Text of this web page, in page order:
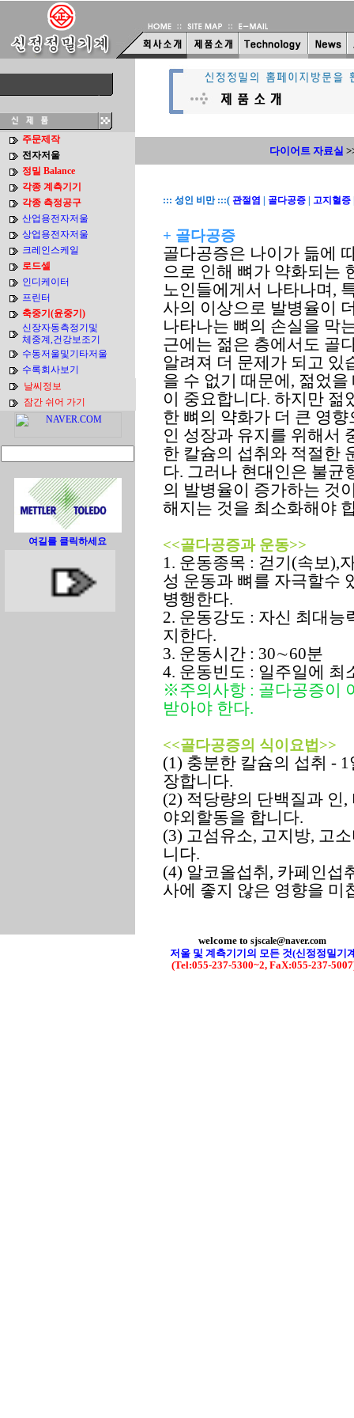
주문제작
전자저울
정밀 Balance
각종 계측기기
각종 측정공구
산업용전자저울
상업용전자저울
크레인스케일
로드셀
인디케이터
프린터
축중기(윤중기)
신장자동측정기및
체중계,건강보조기
수동저울및기타저울
수록회사보기
날씨정보
잠간 쉬어 가기
여길를 클릭하세요
다이어트 자료실
::: 성인 비만 :::( 관절염 골다공증| 고지혈증
+ 골다공증
골다공증은 나이가 듦에
으로 인해 뼈가 약화되는
노인들에게서 나타나며,
사의 이상으로 발병율이
나타나는 뼈의 손실을 막
근에는 젊은 층에서도 골
알려져 더 문제가 되고 있
을 수 없기 때문에, 젊었
이 중요합니다. 하지만 젊
한 뼈의 약화가 더 큰 영
인 성장과 유지를 위해서
한 칼슘의 섭취와 적절한
다. 그러나 현대인은 불균
의 발병율이 증가하는 것
해지는 것을 최소화해야
<<골다공증과 운동>>
1. 운동종목 : 걷기(속보),
성 운동과 뼈를 자극할수
병행한다.
2. 운동강도 : 자신 최대
지한다.
3. 운동시간 : 30∼60분
4. 운동빈도 : 일주일에 최
※주의사항 : 골다공증이
받아야 한다.
<<골다공증의 식이요법>>
(1) 충분한 칼슘의 섭취 -
장합니다.
(2) 적당량의 단백질과 인
야외할동을 합니다.
(3) 고섬유소, 고지방, 고
니다.
(4) 알코올섭취, 카페인섭
사에 좋지 않은 영향을 미
welcome to sjscale@naver.com
저울 및 계측기기의 모든 것(신정정밀기
(Tel:055-237-5300~2, FaX:055-237-